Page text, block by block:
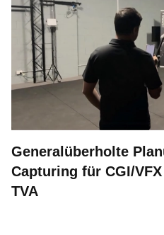
Generalüberholte
Capturing für CGI/
TVA